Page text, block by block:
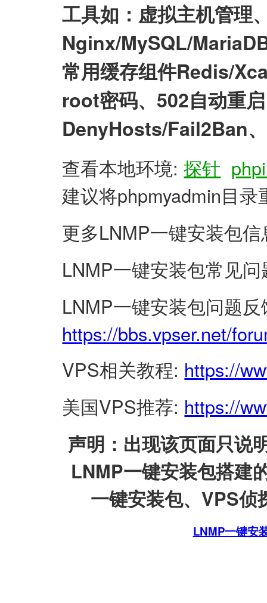
工具如：虚拟主机管理
Nginx/MySQL/
常用缓存组件Redis/
root密码、502自动重
DenyHosts/Fail2Ban
查看本地环境:探针
建议将phpmyadmin目
更多LNMP一键安装包
LNMP一键安装包常见
LNMP一键安装包问题
https://bbs.vpser.net/
VPS相关教程: https://
美国VPS推荐: https://
声明：出现该页面只说
LNMP一键安装包搭建
一键安装包、VPS
LNMP一键安